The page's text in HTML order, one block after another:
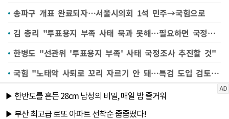
송파구 개표 완료되자…서울시의회 1석 민주→국힘으로
김 총리 "투표용지 부족 사태 묵과 못해…필요하면 국정조사나 특검 해야"
한병도 "선관위 '투표용지 부족' 사태 국정조사 추진할 것"
국힘 "노태악 사퇴로 꼬리 자르기 안 돼…특검 도입 검토해야"